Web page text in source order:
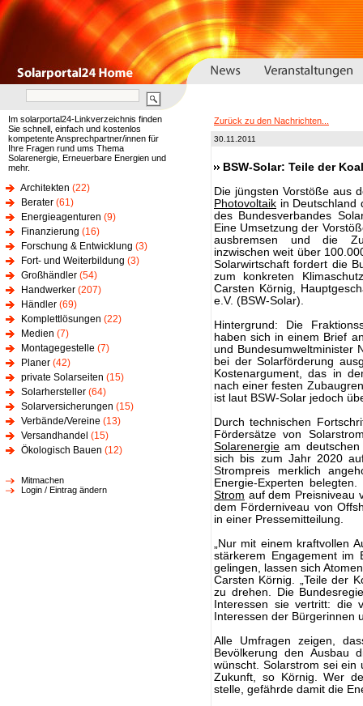
Im solarportal24-Linkverzeichnis finden
Sie schnell, einfach und kostenlos
kompetente Ansprechpartner/innen für
Ihre Fragen rund ums Thema
Solarenergie, Erneuerbare Energien und
mehr.
Architekten (22)
Berater (61)
Energieagenturen (9)
Finanzierung (16)
Forschung & Entwicklung (3)
Fort- und Weiterbildung (3)
Großhändler (54)
Handwerker (207)
Händler (69)
Komplettlösungen (22)
Medien (7)
Montagegestelle (7)
Planer (42)
private Solarseiten (15)
Solarhersteller (64)
Solarversicherungen (15)
Verbände/Vereine (13)
Versandhandel (15)
Ökologisch Bauen (12)
Mitmachen
Login / Eintrag ändern
Zurück zu den Nachrichten...
30.11.2011
BSW-Solar: Teile der
Die jüngsten Vorstöße aus
Photovoltaik in Deutschland
des Bundesverbandes
Eine Umsetzung der
ausbremsen und die
inzwischen weit über
Solarwirtschaft fordert die
zum konkreten
Carsten Körnig,
e.V. (BSW-Solar).
Hintergrund: Die
haben sich in einem Brief
und Bundesumweltminister
bei der Solarförderung
Kostenargument, das in
nach einer festen
ist laut BSW-Solar jedoch
Durch technischen
Fördersätze von
Solarenergie am
sich bis zum Jahr 2020
Strompreis merklich
Energie-Experten
Strom auf dem Preisniveau
dem Förderniveau von
in einer Pressemitteilung.
„Nur mit einem kraftvollen
stärkerem Engagement im
gelingen, lassen sich
Carsten Körnig. „Teile der
zu drehen. Die
Interessen sie vertritt: die
Interessen der Bürgerinnen
Alle Umfragen zeigen,
Bevölkerung den Ausbau
wünscht. Solarstrom sei ein
Zukunft, so Körnig. Wer
stelle, gefährde damit die